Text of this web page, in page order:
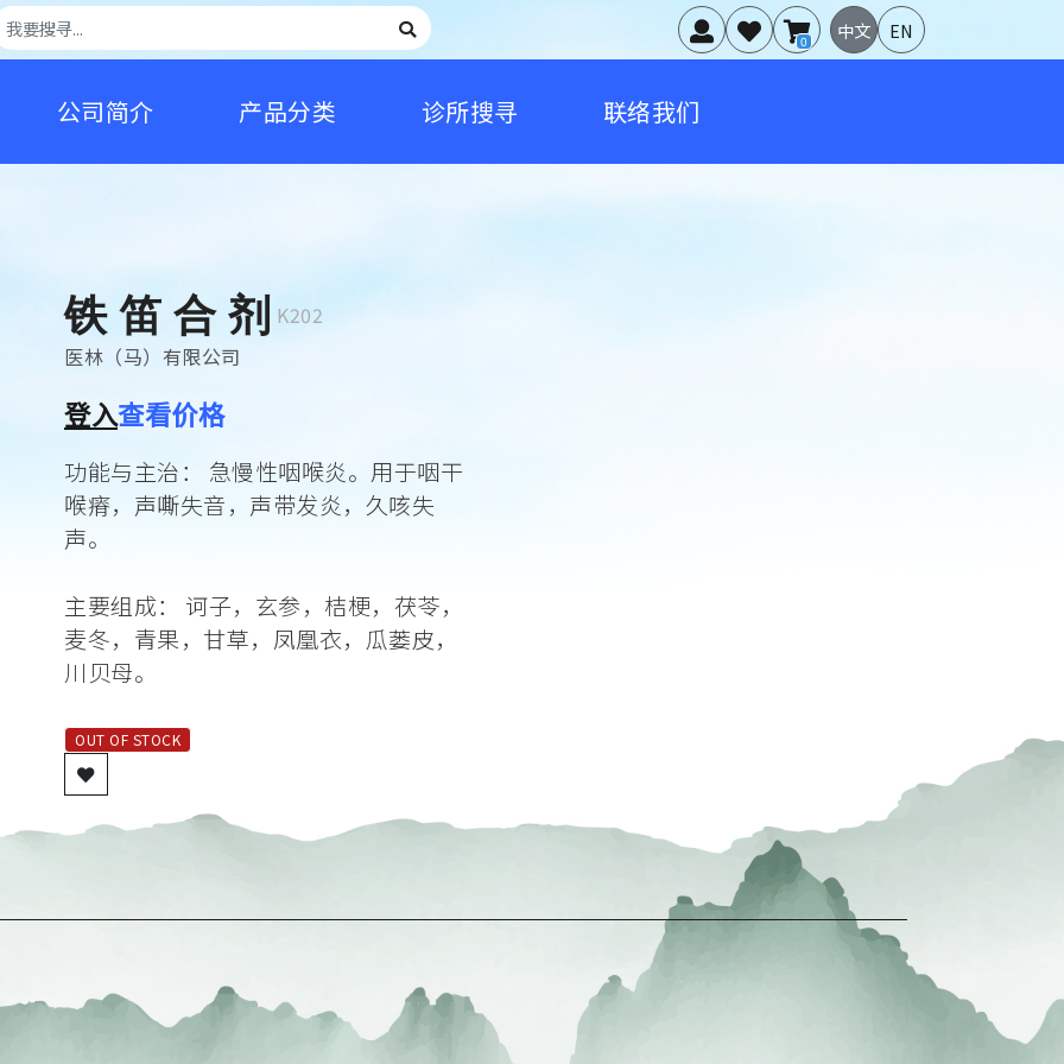
0 中文 EN
公司简介 产品分类 诊所搜寻 联络我们
铁 笛 合 剂 K202
医林（马）有限公司
登入查看价格
功能与主治： 急慢性咽喉炎。用于咽干
喉瘠，声嘶失音，声带发炎，久咳失
声。
主要组成： 诃子，玄参，桔梗，茯苓，
麦冬，青果，甘草，凤凰衣，瓜蒌皮，
川贝母。
OUT OF STOCK